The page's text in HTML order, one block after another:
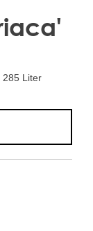
285 Liter